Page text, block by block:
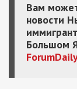
Вам
новости
Большом